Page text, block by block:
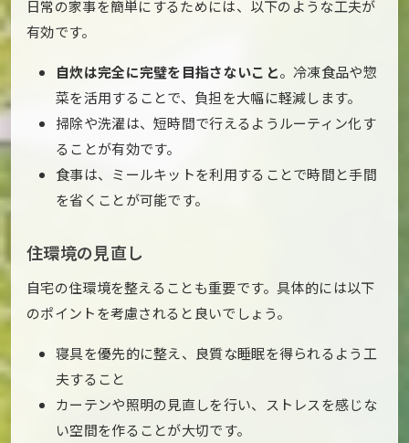
日常の家事を簡単にするためには、以下のような工夫が
有効です。
自炊は完全に完璧を目指さないこと。冷凍食品や惣
菜を活用することで、負担を大幅に軽減します。
掃除や洗濯は、短時間で行えるようルーティン化す
ることが有効です。
食事は、ミールキットを利用することで時間と手間
を省くことが可能です。
住環境の見直し
自宅の住環境を整えることも重要です。具体的には以下
のポイントを考慮されると良いでしょう。
寝具を優先的に整え、良質な睡眠を得られるよう工
夫すること
カーテンや照明の見直しを行い、ストレスを感じな
い空間を作ることが大切です。